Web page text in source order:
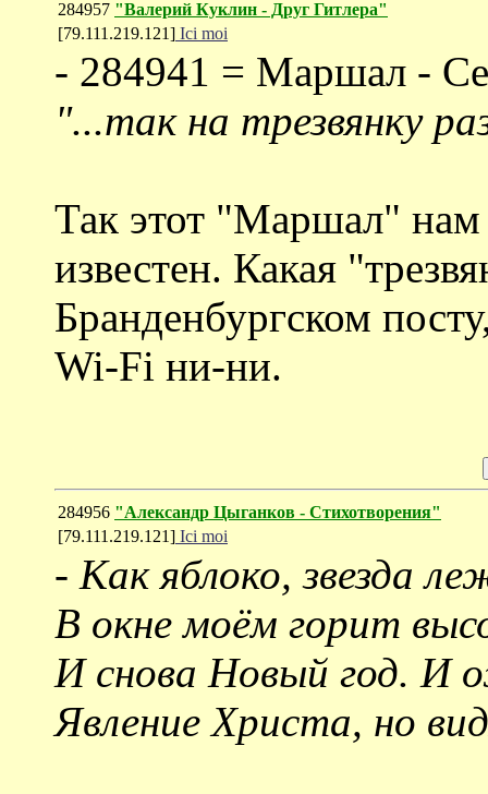
284957 "Валерий Куклин - Друг Гитлера"
[79.111.219.121] Ici moi
- 284941 = Маршал -
"...так на трезвянку
Так этот "Маршал" нам
известен. Какая
Бранденбургском
Wi-Fi ни-ни.
284956 "Александр Цыганков - Cтихотворения"
[79.111.219.121] Ici moi
- Как яблоко, звезда
В окне моём горит
И снова Новый год. И
Явление Христа, но